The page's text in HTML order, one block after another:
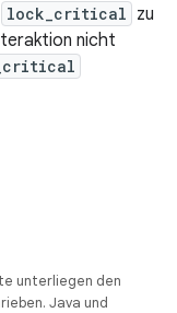
lock_critical zu
nicht
unterliegen den
Java und